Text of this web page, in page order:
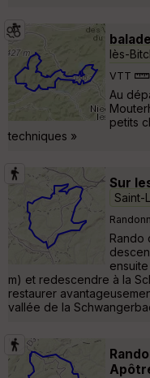
lès-
VTT
Au
petits
techniques »
Sur
Saint-
Rando
m) et redescendre à la
restaurer
vallée de la